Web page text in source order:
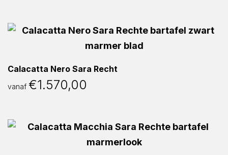
Calacatta Nero Sara Recht
vanaf €1.570,00